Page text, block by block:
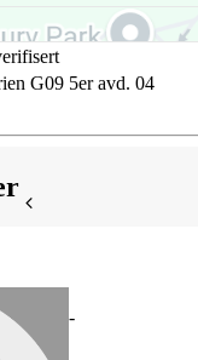
G09 5er avd. 04
-